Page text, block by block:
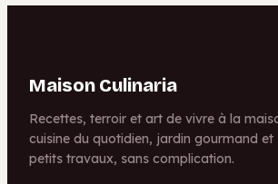
Maison Culinaria
Recettes, terroir et art de vivre à la
cuisine du quotidien, jardin gourmand et
petits travaux, sans complication.